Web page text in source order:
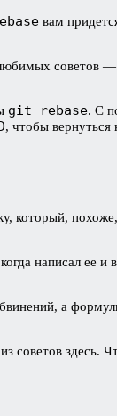
вам
советов
git rebase. С
, чтобы
который,
написал ее и
а
советов здесь.